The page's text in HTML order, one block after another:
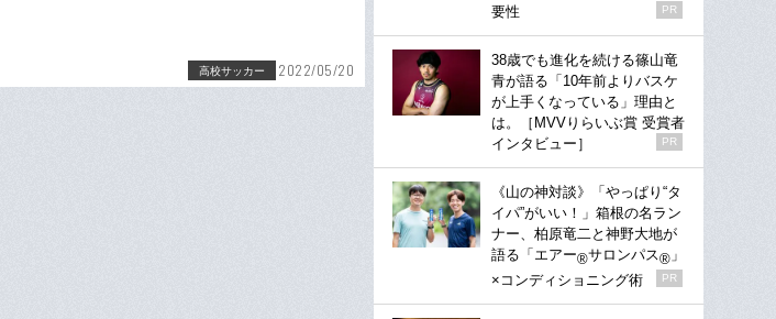
高校サッカー 2022/05/20
要性
PR
38歳でも進化を続ける篠山竜
青が語る「10年前よりバスケ
が上手くなっている」理由と
は。［MVVりらいぶ賞 受賞者
インタビュー］
PR
《山の神対談》「やっぱり“タ
イパ”がいい！」箱根の名ラン
ナー、柏原竜二と神野大地が
語る「エアー®サロンパス® 」
×コンディショニング術
PR